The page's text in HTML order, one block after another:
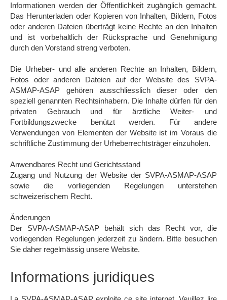
Informationen werden der Öffentlichkeit zugänglich gemacht.
Das Herunterladen oder Kopieren von Inhalten, Bildern, Fotos
oder anderen Dateien überträgt keine Rechte an den Inhalten
und ist vorbehaltlich der Rücksprache und Genehmigung
durch den Vorstand streng verboten.
Die Urheber- und alle anderen Rechte an Inhalten, Bildern,
Fotos oder anderen Dateien auf der Website des SVPA-
ASMAP-ASAP gehören ausschliesslich dieser oder den
speziell genannten Rechtsinhabern. Die Inhalte dürfen für den
privaten Gebrauch und für ärztliche Weiter- und
Fortbildungszwecke benützt werden. Für andere
Verwendungen von Elementen der Website ist im Voraus die
schriftliche Zustimmung der Urheberrechtsträger einzuholen.
Anwendbares Recht und Gerichtsstand
Zugang und Nutzung der Website der SVPA-ASMAP-ASAP
sowie die vorliegenden Regelungen unterstehen
schweizerischem Recht.
Änderungen
Der SVPA-ASMAP-ASAP behält sich das Recht vor, die
vorliegenden Regelungen jederzeit zu ändern. Bitte besuchen
Sie daher regelmässig unsere Website.
Informations juridiques